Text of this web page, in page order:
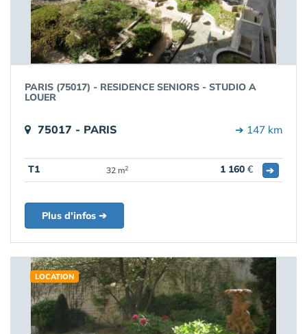
PARIS (75017) - RESIDENCE SENIORS - STUDIO A
LOUER
75017 - PARIS ➔ 147 km
T1 32 m2 1 160 € ➔
Plus d'infos ➔
LOCATION